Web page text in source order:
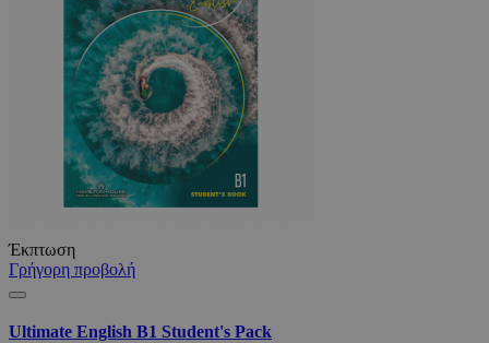
Έκπτωση
Γρήγορη προβολή
Ultimate English B1 Student's Pack